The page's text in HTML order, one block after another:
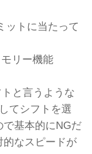
ットに当たって
リー機能
と言うような
てシフトを選
基本的にNGだ
的なスピードが